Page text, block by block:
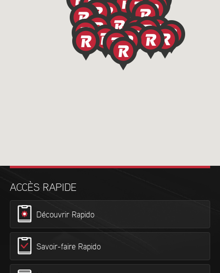
ACCÈS RAPIDE
Découvrir Rapido
Savoir-faire Rapido